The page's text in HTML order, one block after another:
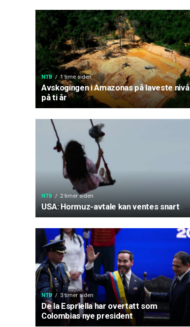
NTB 1 time siden
Avskogingen i Amazonas på laveste nivå
på ti år
NTB 2 timer siden
USA: Hormuz-avtale kan ventes snart
NTB 3 timer siden
De la Espriella har overtatt som
Colombias nye president